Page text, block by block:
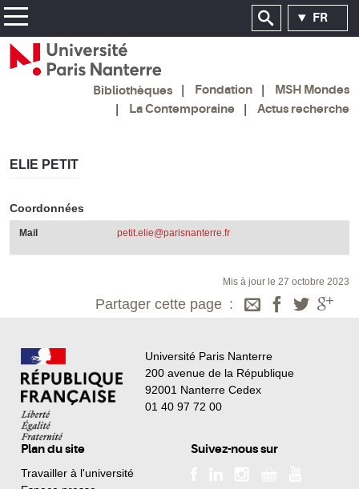
FR
Bibliothèques Fondation
MSH Mondes
La Contemporaine
Actus recherche
ELIE PETIT
Coordonnées
Mail petit.elie@parisnanterre.fr
Mis à jour le 27 octobre 2023
Partager cette page
Université Paris Nanterre
200 avenue de la République
92001 Nanterre Cedex
01 40 97 72 00
Plan du site
Travailler à l'université
Suivez-nous sur